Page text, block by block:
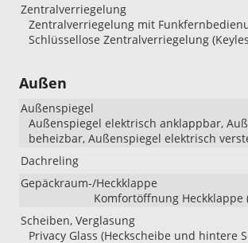
Zentralverriegelung
Zentralverriegelung mit
Schlüssellose Zentralverriegelung
Außen
Außenspiegel
Außenspiegel elektrisch anklappbar,
beheizbar, Außenspiegel elektrisch
Dachreling
Gepäckraum-/Heckklappe
Komfortöffnung Heckklappe
Scheiben, Verglasung
Privacy Glass (Heckscheibe und hintere